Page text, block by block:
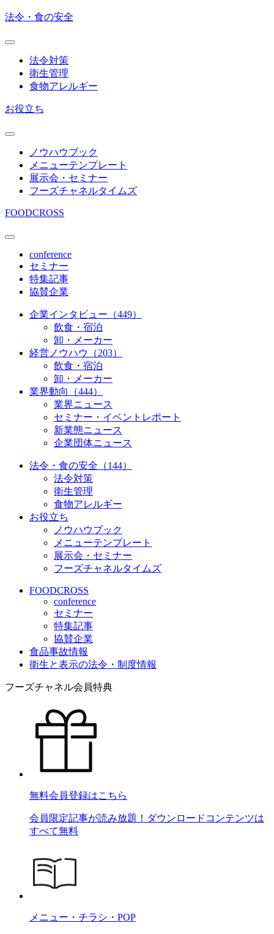
法令・食の安全
法令対策
衛生管理
食物アレルギー
お役立ち
ノウハウブック
メニューテンプレート
展示会・セミナー
フーズチャネルタイムズ
FOODCROSS
conference
セミナー
特集記事
協賛企業
企業インタビュー（449）
飲食・宿泊
卸・メーカー
経営ノウハウ（203）
飲食・宿泊
卸・メーカー
業界動向（444）
業界ニュース
セミナー・イベントレポート
新業態ニュース
企業団体ニュース
法令・食の安全（144）
法令対策
衛生管理
食物アレルギー
お役立ち
ノウハウブック
メニューテンプレート
展示会・セミナー
フーズチャネルタイムズ
FOODCROSS
conference
セミナー
特集記事
協賛企業
食品事故情報
衛生と表示の法令・制度情報
フーズチャネル会員特典
無料会員登録はこちら
会員限定記事が読み放題！ダウンロードコンテンツは
すべて無料
メニュー・チラシ・POP